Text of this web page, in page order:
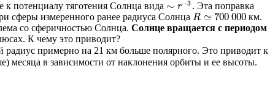
к потенциалу тяготения Солнца вида ∼ r−3
∼ −3 . Эта поправка
сферы измеренного ранее радиуса Солнца R ≃ 700 000
R≃700 000
км.
со сферичностью Солнца. Солнце вращается с периодом
К чему это приводит?
радиус примерно на 21 км больше полярного. Это приводит к
месяца в зависимости от наклонения орбиты и ее высоты.